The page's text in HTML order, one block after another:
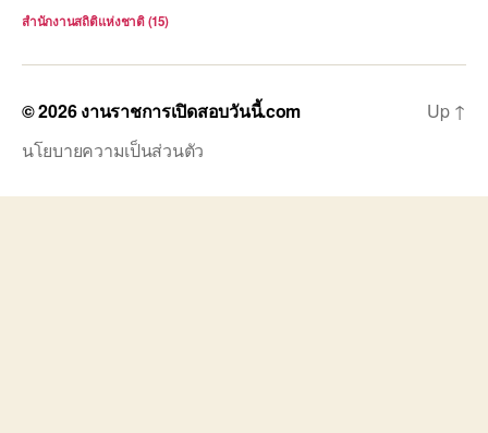
สำนักงานสถิติแห่งชาติ(15)
© 2026งานราชการเปิดสอบวันนี้.com
นโยบายความเป็นส่วนตัว
Up ↑